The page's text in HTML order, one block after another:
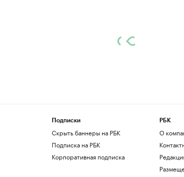
Подписки
Скрыть баннеры на РБК
Подписка на РБК
Корпоративная подписка
РБК
О